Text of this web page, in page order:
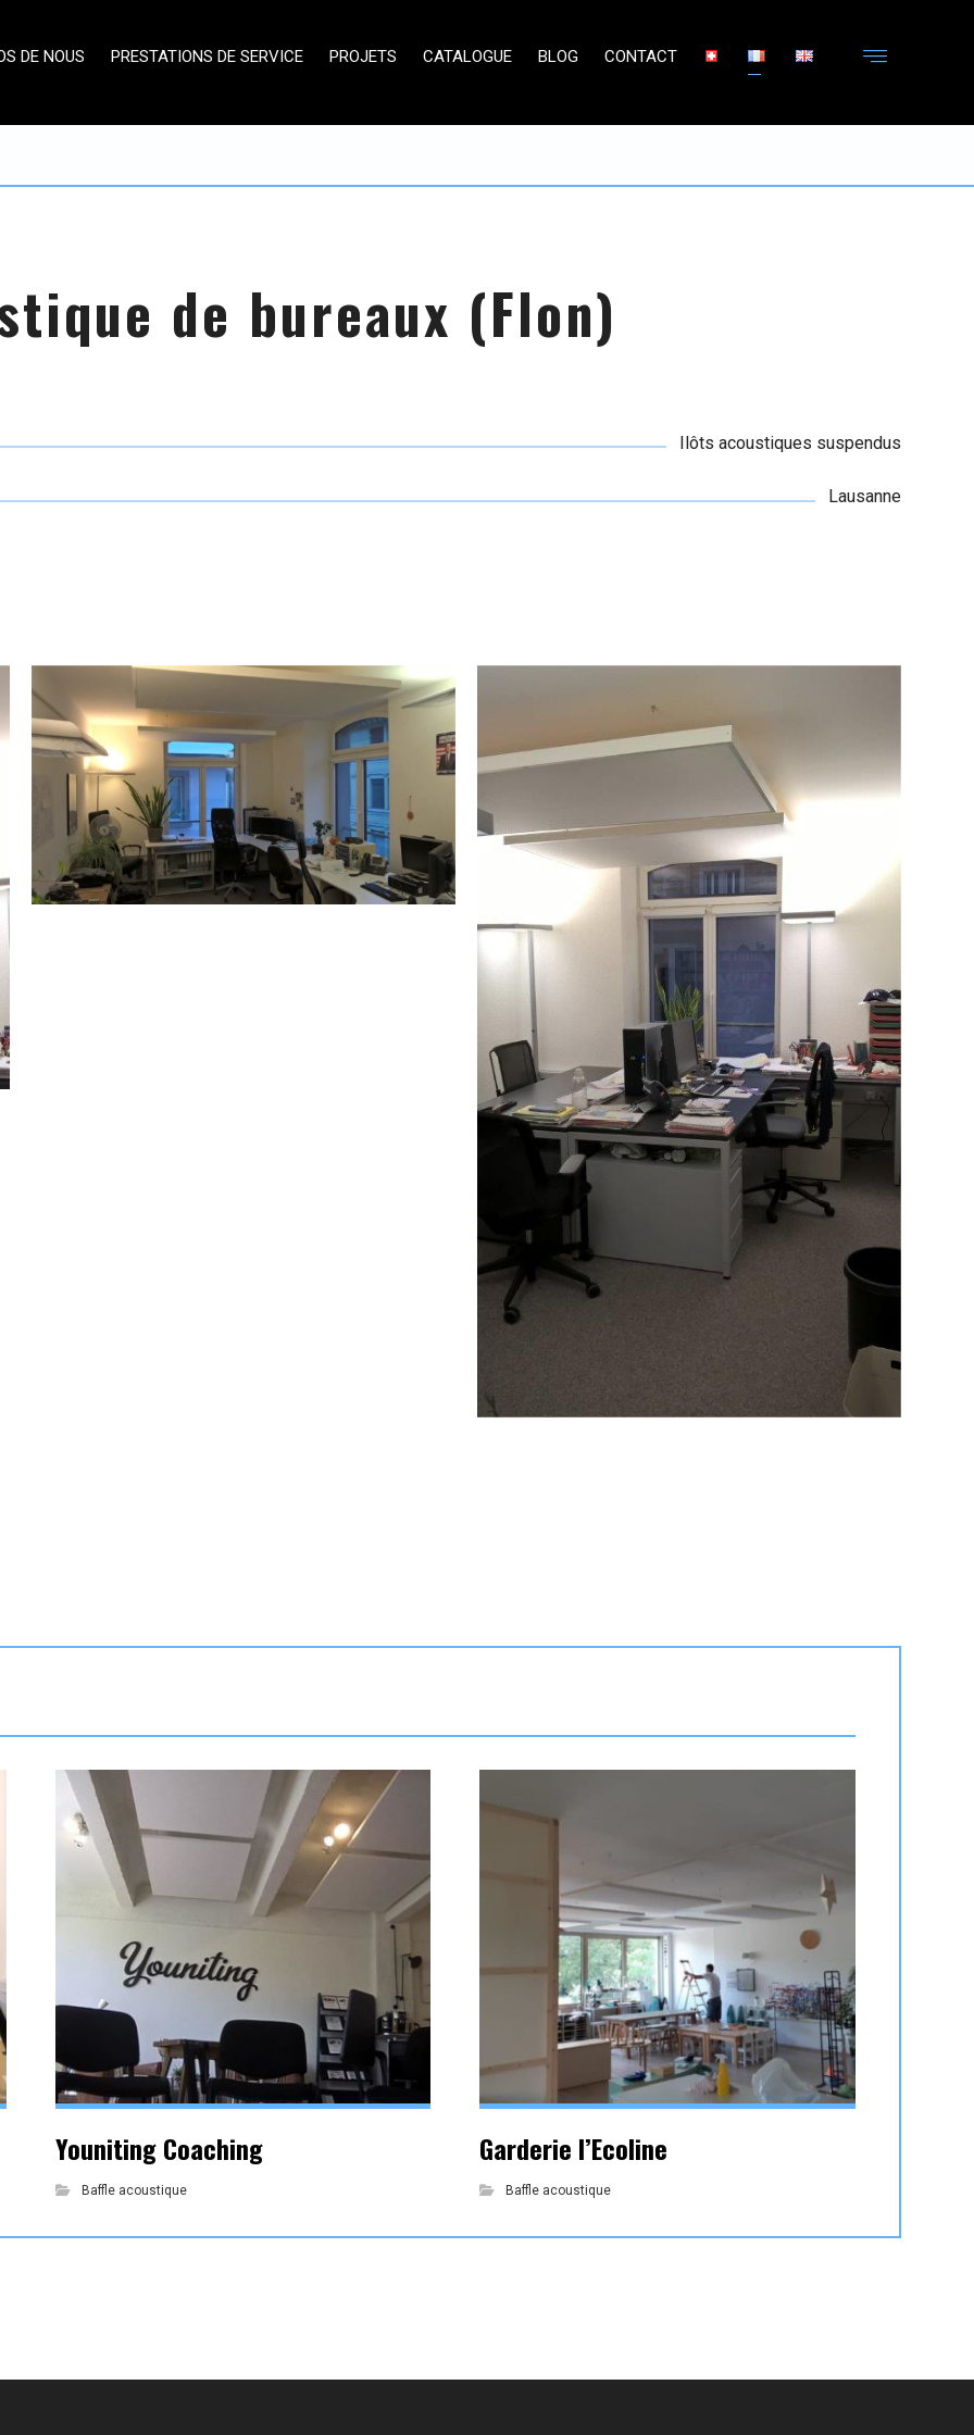
DE NOUS PRESTATIONS DE SERVICE PROJETS CATALOGUE BLOG CONTACT
de bureaux (Flon)
Ilôts acoustiques suspendus
Lausanne
Youniting Coaching
Baffle acoustique
Garderie l’Ecoline
Baffle acoustique